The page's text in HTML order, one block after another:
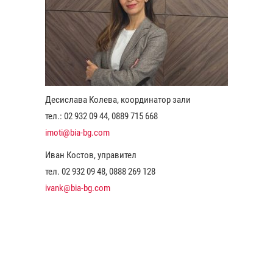
Десислава Колева, координатор зали
тел.: 02 932 09 44, 0889 715 668
imoti@bia-bg.com
Иван Костов, управител
тел. 02 932 09 48, 0888 269 128
ivank@bia-bg.com